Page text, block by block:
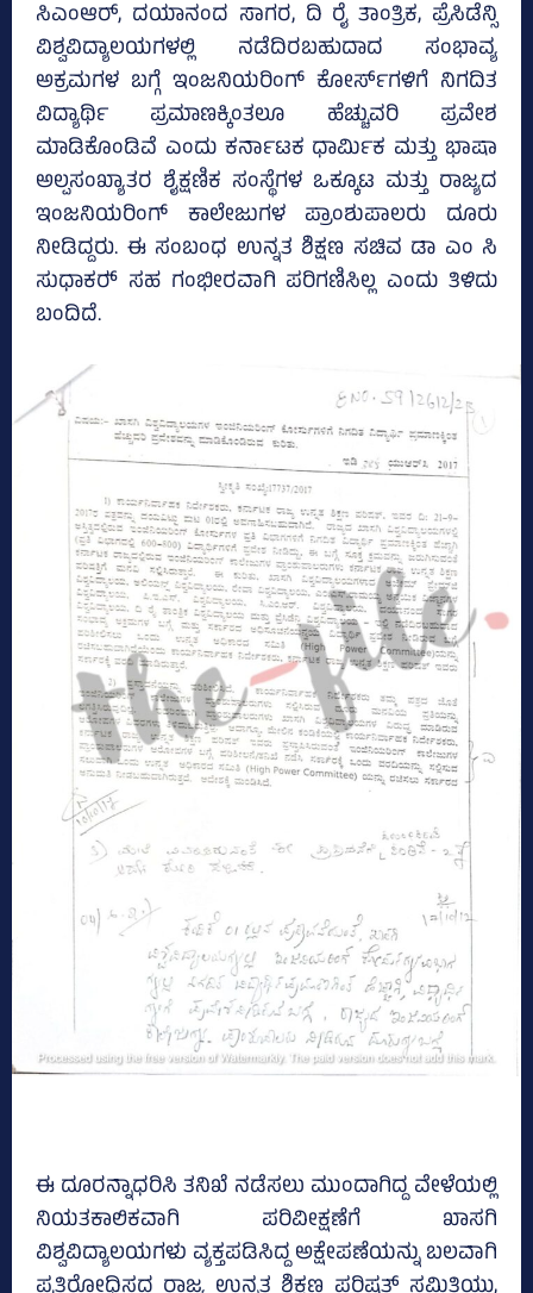
ಸಿಎಂಆರ್‌, ದಯಾನಂದ ಸಾಗರ, ದಿ ರೈ ತಾಂತ್ರಿಕ, ಪ್ರೆಸಿಡೆನ್ಸಿ
ವಿಶ್ವವಿದ್ಯಾಲಯಗಳಲ್ಲಿ ನಡೆದಿರಬಹುದಾದ ಸಂಭಾವ್ಯ
ಅಕ್ರಮಗಳ ಬಗ್ಗೆ ಇಂಜನಿಯರಿಂಗ್‌ ಕೋರ್ಸ್‌ಗಳಿಗೆ ನಿಗದಿತ
ವಿದ್ಯಾರ್ಥಿ ಪ್ರಮಾಣಕ್ಕಿಂತಲೂ ಹೆಚ್ಚುವರಿ ಪ್ರವೇಶ
ಮಾಡಿಕೊಂಡಿವೆ ಎಂದು ಕರ್ನಾಟಕ ಧಾರ್ಮಿಕ ಮತ್ತು ಭಾಷಾ
ಅಲ್ಪಸಂಖ್ಯಾತರ ಶೈಕ್ಷಣಿಕ ಸಂಸ್ಥೆಗಳ ಒಕ್ಕೂಟ ಮತ್ತು ರಾಜ್ಯದ
ಇಂಜನಿಯರಿಂಗ್‌ ಕಾಲೇಜುಗಳ ಪ್ರಾಂಶುಪಾಲರು ದೂರು
ನೀಡಿದ್ದರು. ಈ ಸಂಬಂಧ ಉನ್ನತ ಶಿಕ್ಷಣ ಸಚಿವ ಡಾ ಎಂ ಸಿ
ಸುಧಾಕರ್‍‌ ಸಹ ಗಂಭೀರವಾಗಿ ಪರಿಗಣಿಸಿಲ್ಲ ಎಂದು ತಿಳಿದು
ಬಂದಿದೆ.
ಈ ದೂರನ್ನಾಧರಿಸಿ ತನಿಖೆ ನಡೆಸಲು ಮುಂದಾಗಿದ್ದ ವೇಳೆಯಲ್ಲಿ
ನಿಯತಕಾಲಿಕವಾಗಿ ಪರಿವೀಕ್ಷಣೆಗೆ ಖಾಸಗಿ
ವಿಶ್ವವಿದ್ಯಾಲಯಗಳು ವ್ಯಕ್ತಪಡಿಸಿದ್ದ ಅಕ್ಷೇಪಣೆಯನ್ನು ಬಲವಾಗಿ